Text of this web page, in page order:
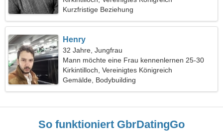
Kurzfristige Beziehung
Henry
32 Jahre, Jungfrau
Mann möchte eine Frau kennenlernen 25-30
Kirkintilloch, Vereinigtes Königreich
Gemälde, Bodybuilding
So funktioniert GbrDatingGo